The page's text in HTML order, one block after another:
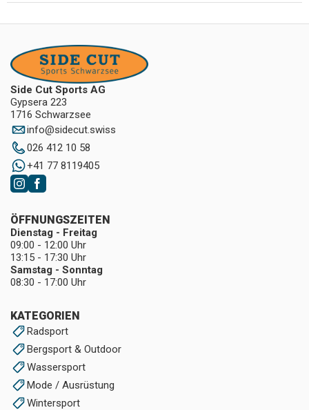
Side Cut Sports AG
Gypsera 223
1716 Schwarzsee
info@sidecut.swiss
026 412 10 58
+41 77 8119405
KATEGORIEN
Radsport
Bergsport & Outdoor
Wassersport
Mode / Ausrüstung
Wintersport
ÖFFNUNGSZEITEN
Dienstag - Freitag
09:00 - 12:00 Uhr
13:15 - 17:30 Uhr
Samstag - Sonntag
08:30 - 17:00 Uhr